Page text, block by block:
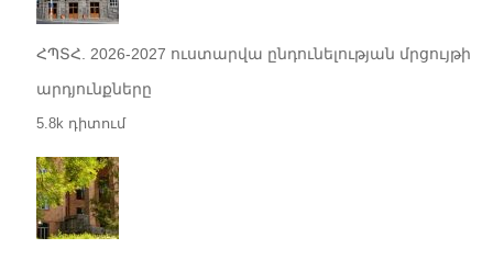
ՀՊՏՀ. 2026-2027 ուստարվա ընդունելության մրցույթի
արդյունքները
5.8k դիտում